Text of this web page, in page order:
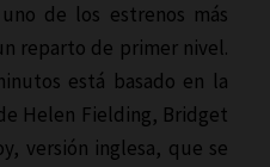
de los estrenos más
reparto de primer nivel.
está basado en la
Helen Fielding, Bridget
versión inglesa, que se